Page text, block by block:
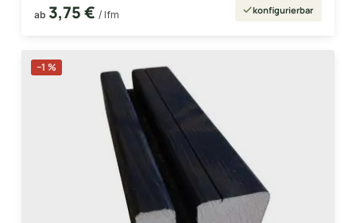
ab 3,75 € / lfm konfigurierbar
−1 %